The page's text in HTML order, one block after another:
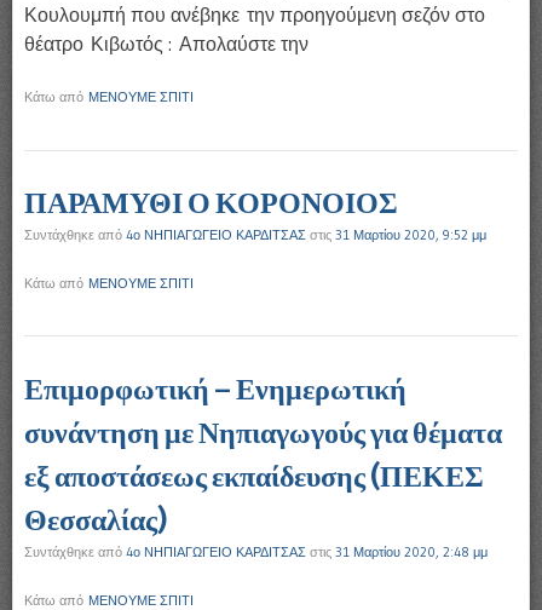
Κουλουμπή που ανέβηκε την προηγούμενη σεζόν στο
θέατρο Κιβωτός : Απολαύστε την
Κάτω από ΜΕΝΟΥΜΕ ΣΠΙΤΙ
ΠΑΡΑΜΥΘΙ Ο ΚΟΡΟΝΟΙΟΣ
Συντάχθηκε από 4ο ΝΗΠΙΑΓΩΓΕΙΟ ΚΑΡΔΙΤΣΑΣ στις 31 Μαρτίου 2020, 9:52 μμ
Κάτω από ΜΕΝΟΥΜΕ ΣΠΙΤΙ
Επιμορφωτική – Ενημερωτική
συνάντηση με Νηπιαγωγούς για θέματα
εξ αποστάσεως εκπαίδευσης (ΠΕΚΕΣ
Θεσσαλίας)
Συντάχθηκε από 4ο ΝΗΠΙΑΓΩΓΕΙΟ ΚΑΡΔΙΤΣΑΣ στις 31 Μαρτίου 2020, 2:48 μμ
Κάτω από ΜΕΝΟΥΜΕ ΣΠΙΤΙ